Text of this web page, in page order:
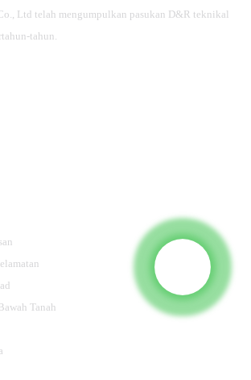
Ltd telah mengumpulkan pasukan D&R teknikal
tahun.
Tanah